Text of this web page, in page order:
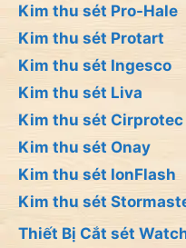
Kim thu sét Pro-Hale
Kim thu sét Protart
Kim thu sét Ingesco
Kim thu sét Liva
Kim thu sét Cirprotec
Kim thu sét Onay
Kim thu sét IonFlash
Kim thu sét
Thiết Bị Cắt sét